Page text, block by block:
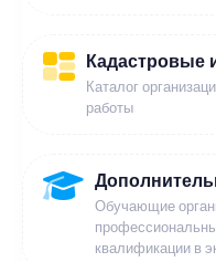
Кадастровые
Каталог
работы
Обучающие
квалификации в